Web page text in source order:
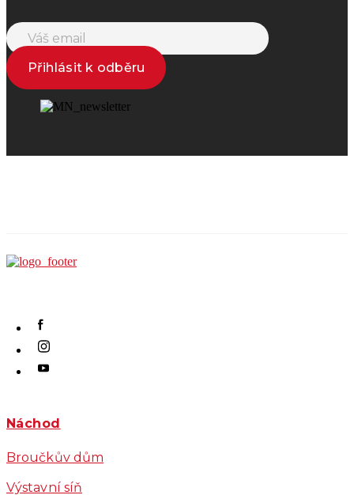
Přihlásit k odběru
Náchod
Broučkův dům
Výstavní síň